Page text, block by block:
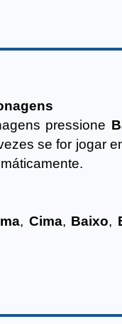
pressione
se for jogar
, Cima, Baixo,